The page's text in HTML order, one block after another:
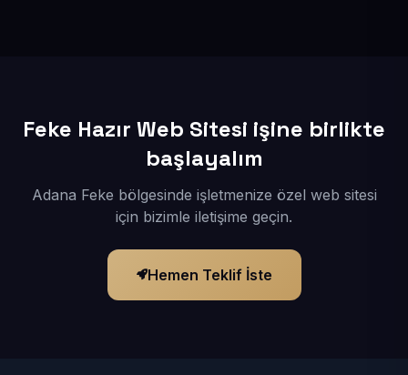
Feke Hazır Web Sitesi işine birlikte
başlayalım
Adana Feke bölgesinde işletmenize özel web sitesi
için bizimle iletişime geçin.
Hemen Teklif İste